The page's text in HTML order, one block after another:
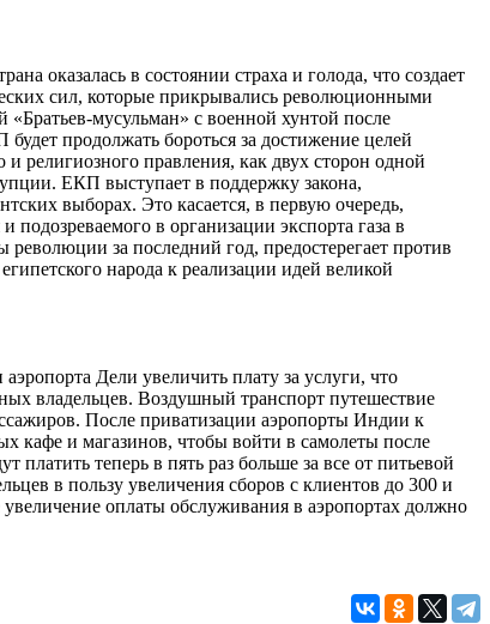
оказалась в состоянии страха и голода, что создает
сил, которые прикрывались революционными
мусульман» с военной хунтой после
продолжать бороться за достижение целей
правления, как двух сторон одной
ЕКП выступает в поддержку закона,
выборах. Это касается, в первую очередь,
в организации экспорта газа в
за последний год, предостерегает против
народа к реализации идей великой
Дели увеличить плату за услуги, что
владельцев. Воздушный транспорт путешествие
После приватизации аэропорты Индии к
кафе и магазинов, чтобы войти в самолеты после
теперь в пять раз больше за все от питьевой
в пользу увеличения сборов с клиентов до 300 и
оплаты обслуживания в аэропортах должно